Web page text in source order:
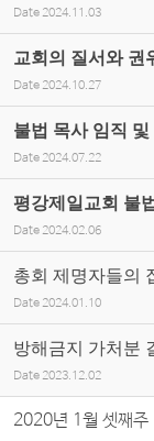
Date 2024.11.03
교회의 질서와 권
Date 2024.10.27
불법 목사 임직
Date 2024.07.22
평강제일교회 불
Date 2024.02.06
총회 제명자들의
Date 2024.01.10
방해금지 가처분
Date 2023.12.02
2020년 1월 셋째주